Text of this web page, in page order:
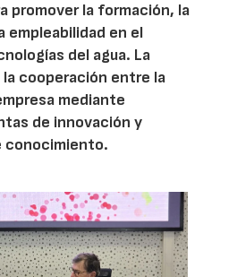
promover la formación, la
empleabilidad en el
del agua. La
cooperación entre la
mediante
de innovación y
conocimiento.